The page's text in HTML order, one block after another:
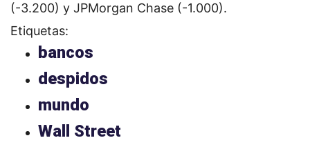
(-3.200) y JPMorgan Chase (-1.000).
Etiquetas:
bancos
despidos
mundo
Wall Street